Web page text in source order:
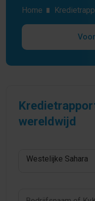
Home
wereldwijd
Westelijke Sahara